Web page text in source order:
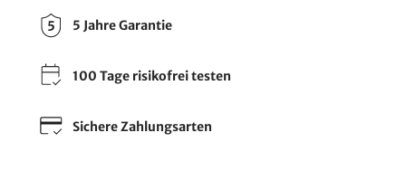
5 Jahre Garantie
100 Tage risikofrei testen
Sichere Zahlungsarten